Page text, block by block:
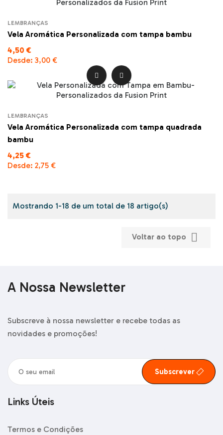
LEMBRANÇAS
Vela Aromática Personalizada com tampa bambu
4,50 €
Desde: 3,00 €
 
LEMBRANÇAS
Vela Aromática Personalizada com tampa quadrada
bambu
4,25 €
Desde: 2,75 €
Mostrando 1-18 de um total de 18 artigo(s)
Voltar ao topo 
A Nossa Newsletter
Subscreve à nossa newsletter e recebe todas as
novidades e promoções!
Subscrever
Links Úteis
Termos e Condições